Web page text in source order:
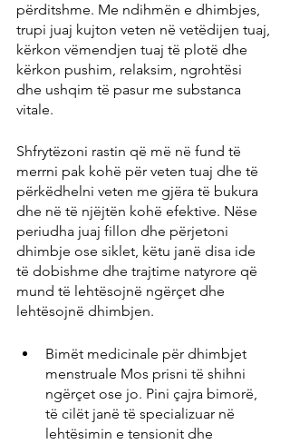
përditshme. Me ndihmën e dhimbjes,
trupi juaj kujton veten në vetëdijen tuaj,
kërkon vëmendjen tuaj të plotë dhe
kërkon pushim, relaksim, ngrohtësi
dhe ushqim të pasur me substanca
vitale.
Shfrytëzoni rastin që më në fund të
merrni pak kohë për veten tuaj dhe të
përkëdhelni veten me gjëra të bukura
dhe në të njëjtën kohë efektive. Nëse
periudha juaj fillon dhe përjetoni
dhimbje ose siklet, këtu janë disa ide
të dobishme dhe trajtime natyrore që
mund të lehtësojnë ngërçet dhe
lehtësojnë dhimbjen.
Bimët medicinale për dhimbjet
menstruale Mos prisni të shihni
ngërçet ose jo. Pini çajra bimorë,
të cilët janë të specializuar në
lehtësimin e tensionit dhe